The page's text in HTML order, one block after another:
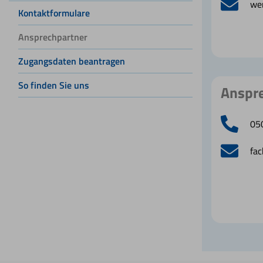
Kontaktformulare
Ansprechpartner
Zugangsdaten beantragen
So finden Sie uns